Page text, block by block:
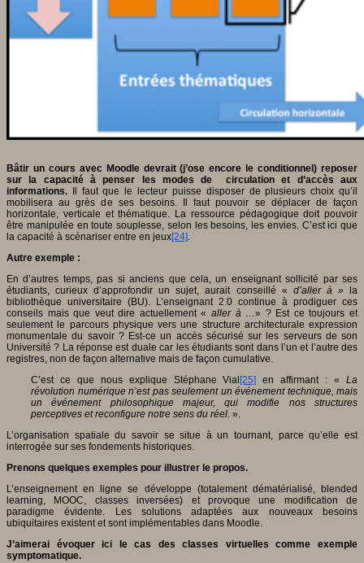
Bâtir un cours avec Moodle devrait (j’ose encore le conditionnel) reposer
sur la capacité à penser les modes de circulation et d’accès aux
informations. Il faut que le lecteur puisse disposer de plusieurs choix qu’il
mobilisera au grès de ses besoins. Il faut pouvoir se déplacer de façon
horizontale, verticale et thématique. La ressource pédagogique doit pouvoir
être manipulée en toute souplesse, selon les besoins, les envies. C’est ici que
la capacité à scénariser entre en jeux[24].
Autre exemple :
En d’autres temps, pas si anciens que cela, un enseignant sollicité par ses
étudiants, curieux d’approfondir un sujet, aurait conseillé « d’aller à » la
bibliothèque universitaire (BU). L’enseignant 2.0 continue à prodiguer ces
conseils mais que veut dire actuellement « aller à …» ? Est ce toujours et
seulement le parcours physique vers une structure architecturale expression
monumentale du savoir ? Est-ce un accès sécurisé sur les serveurs de son
Université ? La réponse est duale car les étudiants sont dans l’un et l’autre des
registres, non de façon alternative mais de façon cumulative.
C’est ce que nous explique Stéphane Vial [25] en affirmant : «La
révolution numérique n’est pas seulement un événement technique, mais
un événement philosophique majeur, qui modifie nos structures
perceptives et reconfigure notre sens du réel. ».
L’organisation spatiale du savoir se situe à un tournant, parce qu’elle est
interrogée sur ses fondements historiques.
Prenons quelques exemples pour illustrer le propos.
L’enseignement en ligne se développe (totalement dématérialisé, blended
learning, MOOC, classes inversées) et provoque une modification de
paradigme évidente. Les solutions adaptées aux nouveaux besoins
ubiquitaires existent et sont implémentables dans Moodle.
J’aimerai évoquer ici le cas des classes virtuelles comme exemple
symptomatique.